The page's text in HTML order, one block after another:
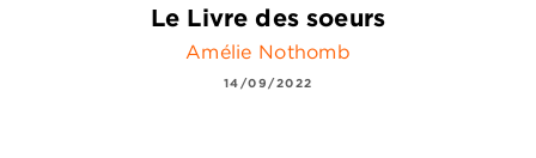
Le Livre des soeurs
Amélie Nothomb
14/09/2022